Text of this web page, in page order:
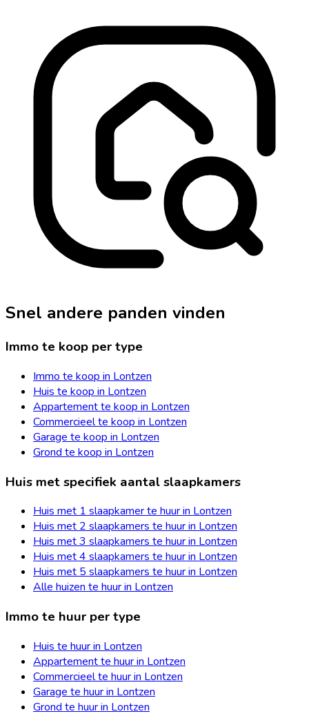
Snel andere panden vinden
Immo te koop per type
Immo te koop in Lontzen
Huis te koop in Lontzen
Appartement te koop in Lontzen
Commercieel te koop in Lontzen
Garage te koop in Lontzen
Grond te koop in Lontzen
Huis met specifiek aantal slaapkamers
Huis met 1 slaapkamer te huur in Lontzen
Huis met 2 slaapkamers te huur in Lontzen
Huis met 3 slaapkamers te huur in Lontzen
Huis met 4 slaapkamers te huur in Lontzen
Huis met 5 slaapkamers te huur in Lontzen
Alle huizen te huur in Lontzen
Immo te huur per type
Huis te huur in Lontzen
Appartement te huur in Lontzen
Commercieel te huur in Lontzen
Garage te huur in Lontzen
Grond te huur in Lontzen